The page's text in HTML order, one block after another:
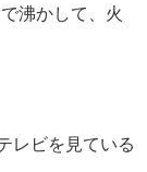
沸かして、火
レビを見ている